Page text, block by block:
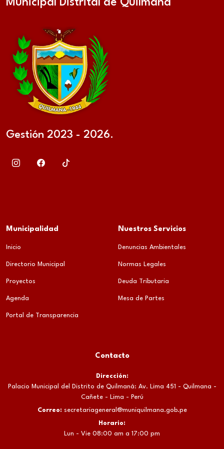
Municipal Distrital de Quilmaná
Gestión 2023 - 2026.
Municipalidad
Inicio
Directorio Municipal
Proyectos
Agenda
Portal de Transparencia
Nuestros Servicios
Denuncias Ambientales
Normas Legales
Deuda Tributaria
Mesa de Partes
Contacto
Dirección:
Palacio Municipal del Distrito de Quilmaná: Av. Lima 451 - Quilmana -
Cañete - Lima - Perú
Correo: secretariageneral@muniquilmana.gob.pe
Horario:
Lun - Vie 08:00 am a 17:00 pm